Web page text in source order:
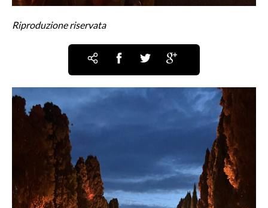
Riproduzione riservata